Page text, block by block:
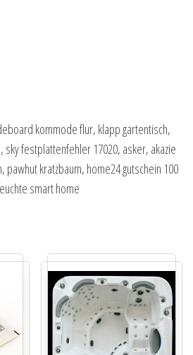
kommode flur, klapp gartentisch,
festplattenfehler 17020, asker, akazie
pawhut kratzbaum, home24 gutschein 100
smart home